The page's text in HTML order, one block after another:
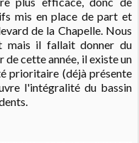
mis en place de part et
de la Chapelle. Nous
mais il fallait donner du
de cette année, il existe un
prioritaire (déjà présente
l'intégralité du bassin